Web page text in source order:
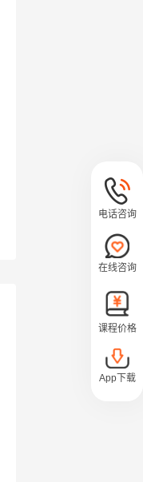
电话咨询
在线咨询
课程价格
App下载